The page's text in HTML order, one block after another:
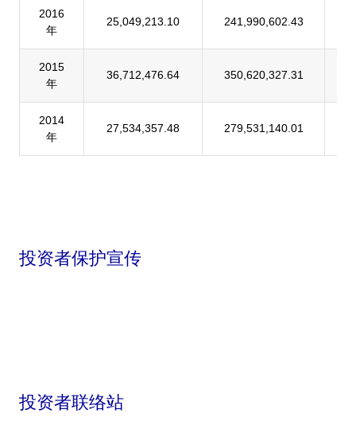
2016
年
25,049,213.10 241,990,602.43
2015
年
36,712,476.64 350,620,327.31
2014
年
27,534,357.48 279,531,140.01
投资者保护宣传
投资者联络站